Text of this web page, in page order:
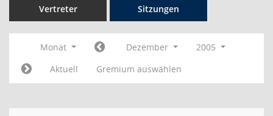
Vertreter Sitzungen
Monat Dezember
2005
Aktuell
Gremium auswählen